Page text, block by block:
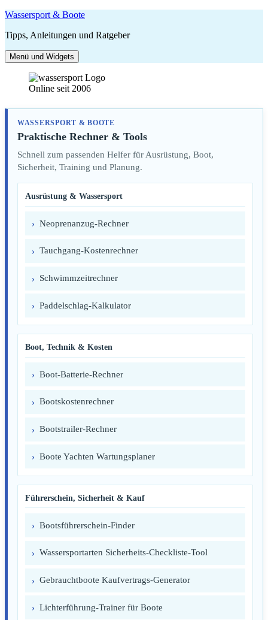
Zum
springen
Wassersport & Boote
Tipps, Anleitungen und Ratgeber
Menü und Widgets
Online seit 2006
WASSERSPORT & BOOTE
Praktische Rechner & Tools
Schnell zum passenden Helfer für Ausrüstung, Boot,
Sicherheit, Training und Planung.
Ausrüstung & Wassersport
Neoprenanzug-Rechner
Tauchgang-Kostenrechner
Schwimmzeitrechner
Paddelschlag-Kalkulator
Boot, Technik & Kosten
Boot-Batterie-Rechner
Bootskostenrechner
Bootstrailer-Rechner
Boote Yachten Wartungsplaner
Führerschein, Sicherheit & Kauf
Bootsführerschein-Finder
Wassersportarten Sicherheits-Checkliste-Tool
Gebrauchtboote Kaufvertrags-Generator
Lichterführung-Trainer für Boote